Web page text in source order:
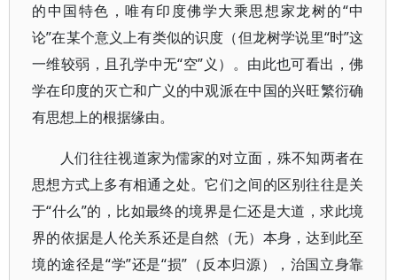
的中国特色，唯有印度佛学大乘思想家龙树的“中
论”在某个意义上有类似的识度（但龙树学说里“时”这
一维较弱，且孔学中无“空”义）。由此也可看出，佛
学在印度的灭亡和广义的中观派在中国的兴旺繁衍确
有思想上的根据缘由。
人们往往视道家为儒家的对立面，殊不知两者在
思想方式上多有相通之处。它们之间的区别往往是关
于“什么”的，比如最终的境界是仁还是大道，求此境
界的依据是人伦关系还是自然（无）本身，达到此至
境的途径是“学”还是“损”（反本归源），治国立身靠